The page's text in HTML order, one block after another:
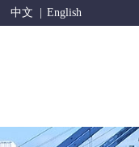
中文 English